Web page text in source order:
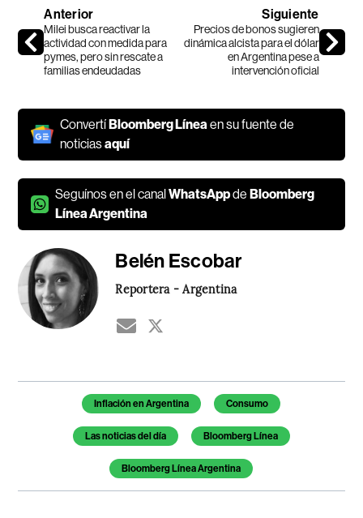
Anterior
Milei busca reactivar la
actividad con medida para
pymes, pero sin rescate a
familias endeudadas
Siguiente
Precios de bonos sugieren
dinámica alcista para el dólar
en Argentina pese a
intervención oficial
ConvertíBloomberg Línea en su fuente de
noticiasaquí
Seguínos en el canalWhatsAppdeBloomberg
Línea Argentina
Belén Escobar
Reportera - Argentina
Temas de este artículo
Inflación en Argentina Consumo
Las noticias del día Bloomberg Línea
Bloomberg Línea Argentina